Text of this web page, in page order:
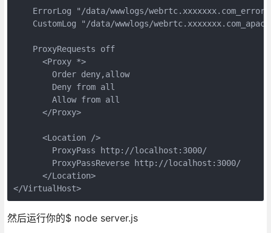
ErrorLog "/data/wwwlogs/
CustomLog "/data/wwwlogs/
    ProxyRequests off
      <Proxy *>
        Order deny,allow
        Deny from all
        Allow from all
      </Proxy>
      <Location />
        ProxyPass http://localhost:3000/
        ProxyPassReverse http://localhost:3000/
      </Location>
</VirtualHost>
然后运行你的$ node server.js